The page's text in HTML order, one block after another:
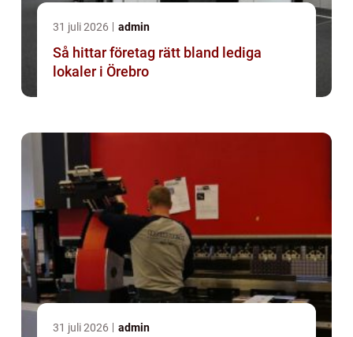
31 juli 2026 admin
Så hittar företag rätt bland lediga
lokaler i Örebro
31 juli 2026 admin